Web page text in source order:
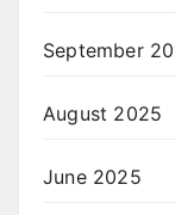
September
August 2025
June 2025